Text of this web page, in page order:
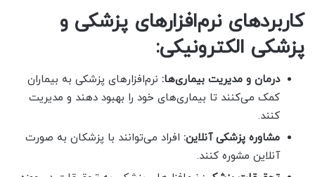
کاربردهای نرم‌افزارهای پزشکی و
پزشکی الکترونیکی:
درمان و مدیریت بیماری‌ها: نرم‌افزارهای پزشکی به بیماران
کمک می‌کنند تا بیماری‌های خود را بهبود دهند و مدیریت
کنند.
مشاوره پزشکی آنلاین: افراد می‌توانند با پزشکان به صورت
آنلاین مشوره کنند.